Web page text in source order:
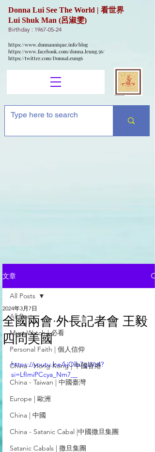
Donna Lui See The World | 看世界
Lui Shuk Man (呂淑雯)
Birthday : 1967-05-24
https://www.donnaunique.info/blog
https://www.facebook.com/donna.leung.56/
https://twitter.com/DonnaLeung6
文章
All Posts
Must Watch | 必看
Personal Faith | 個人信仰
China - Hong Kong | 中國香港
China - Taiwan | 中國臺灣
Europe | 歐洲
China | 中國
China - Satanic Cabal |中國撒旦集團
Satanic Cabals | 撒旦集團
All Posts
全國兩會·外長記者會 王毅
四問美國
2024年3月7日
https://youtu.be/kjOlb7gLVz4?
si=LfImiPCcya_Nm7__